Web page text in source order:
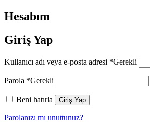
Hesabım
Giriş Yap
Kullanıcı adı veya e-posta adresi *Gerekli
Parola *Gerekli
Beni hatırla Giriş Yap
Parolanızı mı unuttunuz?